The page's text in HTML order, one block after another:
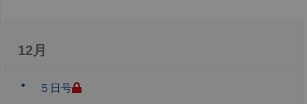
12月
５日号